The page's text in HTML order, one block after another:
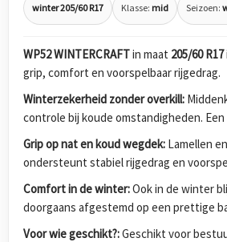
winter 205/60 R17 Klasse: mid Seizoen:
WP52 WINTERCRAFTin maat 205/60 R17
grip, comfort en voorspelbaar rijgedrag.
Winterzekerheid zonder overkill:
controle bij koude omstandigheden.
Grip op nat en koud wegdek: Lamellen
ondersteunt stabiel rijgedrag en
Comfort in de winter:Ook in de winter
doorgaans afgestemd op een prettige
Voor wie geschikt?:Geschikt voor